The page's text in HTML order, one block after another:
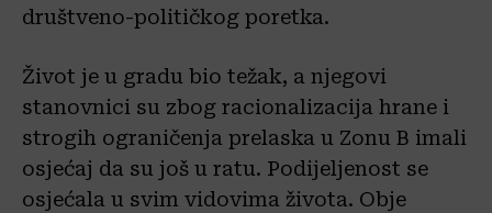
društveno-političkog poretka.
Život je u gradu bio težak, a njegovi
stanovnici su zbog racionalizacija hrane i
strogih ograničenja prelaska u Zonu B imali
osjećaj da su još u ratu. Podijeljenost se
osjećala u svim vidovima života. Obje